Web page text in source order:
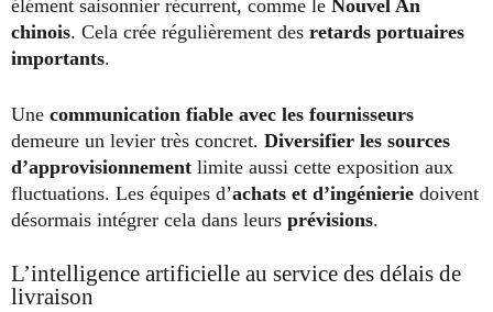
élément saisonnier récurrent, comme le Nouvel An
chinois. Cela crée régulièrement des retards portuaires
importants.
Une communication fiable avec les fournisseurs
demeure un levier très concret. Diversifier les sources
d’approvisionnement limite aussi cette exposition aux
fluctuations. Les équipes d’achats et d’ingénierie doivent
désormais intégrer cela dans leurs prévisions.
L’intelligence artificielle au service des délais de
livraison